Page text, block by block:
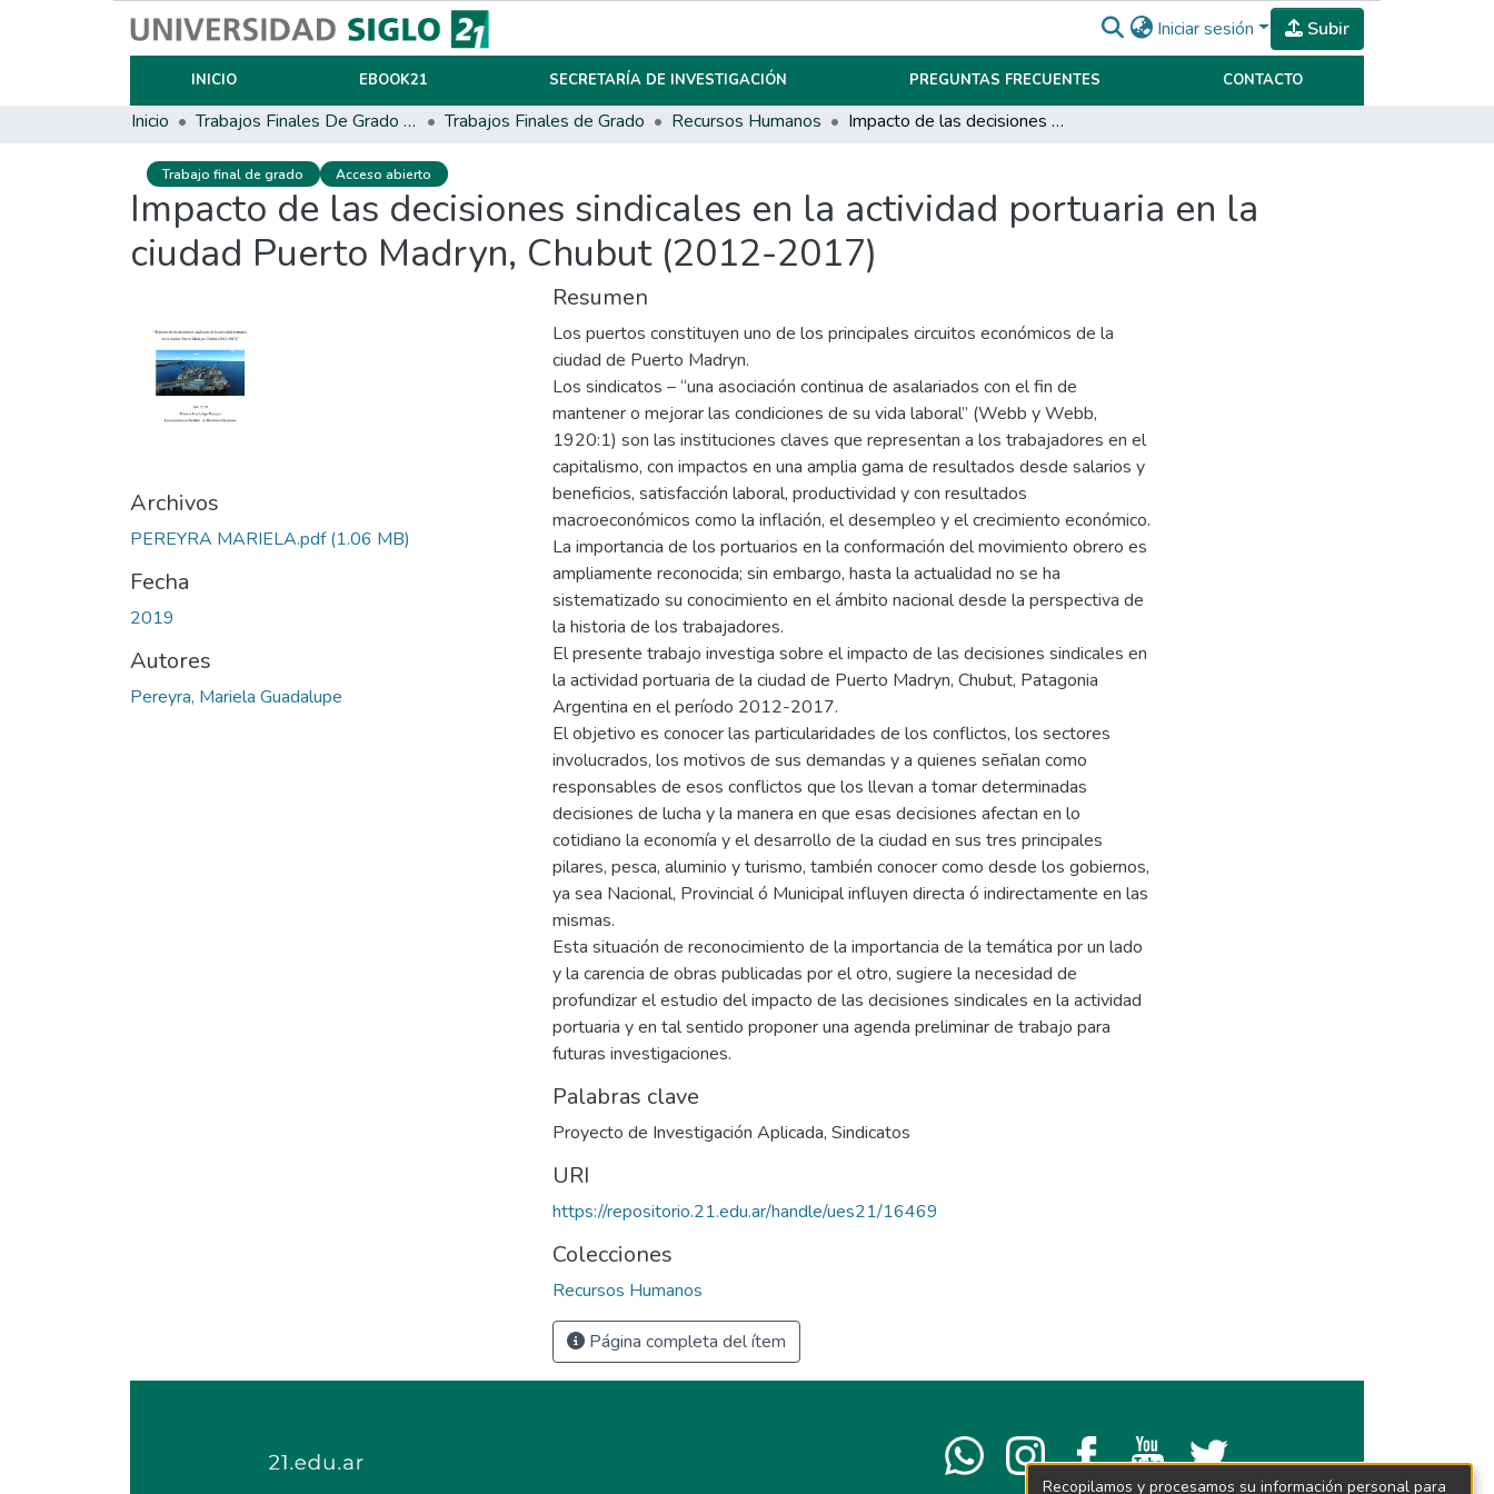
Iniciar sesión Subir
INICIO EBOOK21 SECRETARÍA DE INVESTIGACIÓN PREGUNTAS FRECUENTES CONTACTO
Inicio Trabajos Finales De Grado Y Posgrado Trabajos Finales de Grado Recursos Humanos Impacto de las decisiones sindicales en la actividad portuaria en la ciudad Puerto Madryn, Chubut (2012-2017)
Trabajo final de grado Acceso abierto
Impacto de las decisiones sindicales en la actividad portuaria en la
ciudad Puerto Madryn, Chubut (2012-2017)
Archivos
PEREYRA MARIELA.pdf(1.06 MB)
Fecha
2019
Autores
Pereyra, Mariela Guadalupe
Resumen
Los puertos constituyen uno de los principales circuitos económicos de la
ciudad de Puerto Madryn.
Los sindicatos – “una asociación continua de asalariados con el fin de
mantener o mejorar las condiciones de su vida laboral” (Webb y Webb,
1920:1) son las instituciones claves que representan a los trabajadores en el
capitalismo, con impactos en una amplia gama de resultados desde salarios y
beneficios, satisfacción laboral, productividad y con resultados
macroeconómicos como la inflación, el desempleo y el crecimiento económico.
La importancia de los portuarios en la conformación del movimiento obrero es
ampliamente reconocida; sin embargo, hasta la actualidad no se ha
sistematizado su conocimiento en el ámbito nacional desde la perspectiva de
la historia de los trabajadores.
El presente trabajo investiga sobre el impacto de las decisiones sindicales en
la actividad portuaria de la ciudad de Puerto Madryn, Chubut, Patagonia
Argentina en el período 2012-2017.
El objetivo es conocer las particularidades de los conflictos, los sectores
involucrados, los motivos de sus demandas y a quienes señalan como
responsables de esos conflictos que los llevan a tomar determinadas
decisiones de lucha y la manera en que esas decisiones afectan en lo
cotidiano la economía y el desarrollo de la ciudad en sus tres principales
pilares, pesca, aluminio y turismo, también conocer como desde los gobiernos,
ya sea Nacional, Provincial ó Municipal influyen directa ó indirectamente en las
mismas.
Esta situación de reconocimiento de la importancia de la temática por un lado
y la carencia de obras publicadas por el otro, sugiere la necesidad de
profundizar el estudio del impacto de las decisiones sindicales en la actividad
portuaria y en tal sentido proponer una agenda preliminar de trabajo para
futuras investigaciones.
Palabras clave
Proyecto de Investigación Aplicada, Sindicatos
URI
https://repositorio.21.edu.ar/handle/ues21/16469
Colecciones
Recursos Humanos
Página completa del ítem
Recopilamos y procesamos su información personal para